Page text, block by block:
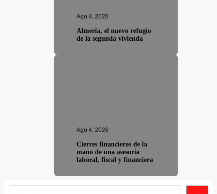
Ago 4, 2026
Almería, el nuevo refugio
de la segunda vivienda
Ago 4, 2026
Cierres financieros de la
mano de una asesoría
laboral, fiscal y financiera